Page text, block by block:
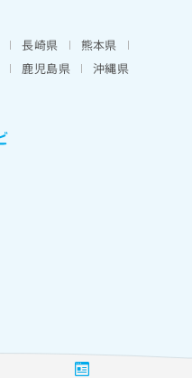
長崎県
熊本県
鹿児島県 沖縄県